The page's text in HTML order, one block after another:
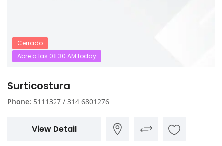
Cerrado
Abre a las 08:30:AM today
Surticostura
Phone: 5111327 / 314 6801276
View Detail